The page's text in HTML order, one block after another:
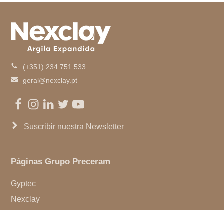
(+351) 234 751 533
geral@nexclay.pt
Facebook
Instagram
LinkedIn
TwitterYoutube
Suscribir nuestra Newsletter
Páginas Grupo Preceram
Gyptec
Nexclay